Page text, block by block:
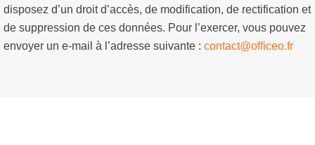
disposez d’un droit d’accès, de modification, de rectification et
de suppression de ces données. Pour l’exercer, vous pouvez
envoyer un e-mail à l’adresse suivante : contact@officeo.fr